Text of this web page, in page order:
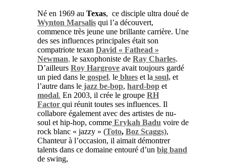
Né en 1969 au Texas, ce disciple ultra doué de
Wynton Marsalis qui l’a découvert,
commence très jeune une brillante carrière. Une
des ses influences principales était son
compatriote texan David « Fathead »
Newman, le saxophoniste de Ray Charles.
D’ailleurs Roy Hargrove avait toujours gardé
un pied dans le gospel, le blues et la soul, et
l’autre dans le jazz be-bop, hard-bop et
modal. En 2003, il crée le groupe RH
Factor qui réunit toutes ses influences. Il
collabore également avec des artistes de nu-
soul et hip-hop, comme Erykah Badu voire de
rock blanc « jazzy » (Toto, Boz Scaggs),
Chanteur à l’occasion, il aimait démontrer
talents dans ce domaine entouré d’un big band
de swing,